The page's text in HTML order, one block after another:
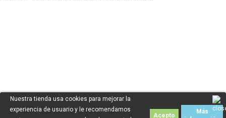
Nuestra tienda usa cookies para mejorar la
experiencia de usuario y le recomendamos
Acepto
Más